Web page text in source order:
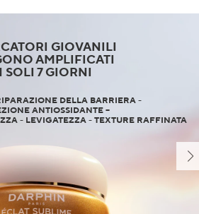
GIOVANILI
AMPLIFICATI
SOLI 7 GIORNI
DELLA BARRIERA -
ANTIOSSIDANTE –
- LEVIGATEZZA - TEXTURE RAFFINATA